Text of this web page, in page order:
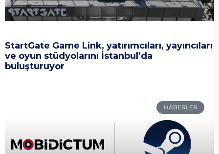
StartGate Game Link, yatırımcıları, yayıncıları
ve oyun stüdyolarını İstanbul’da
buluşturuyor
HABERLER